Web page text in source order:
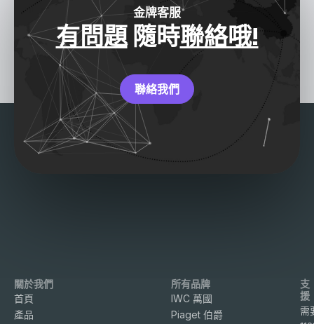
金牌客服
有問題隨時聯絡哦!
聯絡我們
關於我們
首頁
產品
所有品牌
IWC 萬國
Piaget 伯爵
支
援
需